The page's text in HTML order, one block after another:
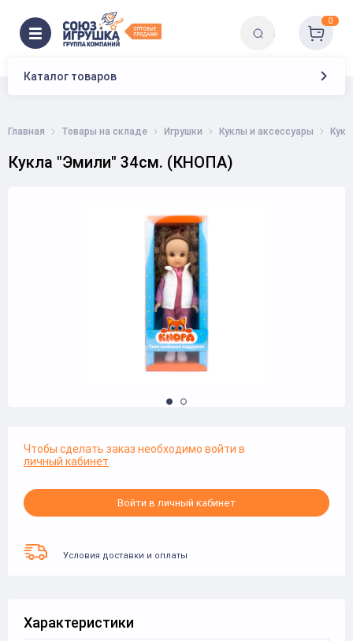
Каталог товаров
0
Главная Товары на складе Игрушки Куклы и аксессуары
Кукла "Эмили" 34см. (КНОПА)
Чтобы сделать заказ необходимо войти в
личный кабинет
Войти в личный кабинет
Условия доставки и оплаты
Характеристики